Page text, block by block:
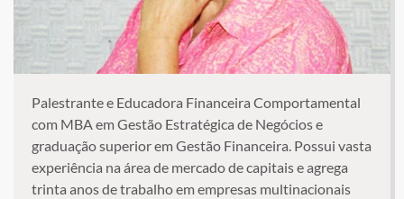
Palestrante e Educadora Financeira Comportamental
com MBA em Gestão Estratégica de Negócios e
graduação superior em Gestão Financeira. Possui vasta
experiência na área de mercado de capitais e agrega
trinta anos de trabalho em empresas multinacionais